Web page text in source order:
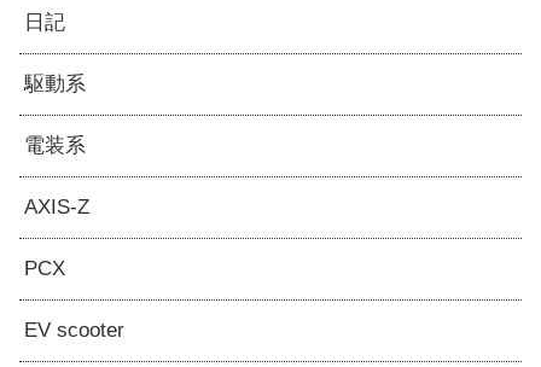
日記
駆動系
電装系
AXIS-Z
PCX
EV scooter